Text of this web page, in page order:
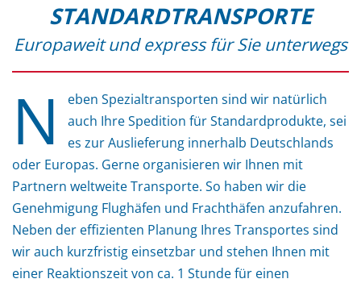
STANDARDTRANSPORTE
Europaweit und express für Sie unterwegs
N
eben Spezialtransporten sind wir natürlich
auch Ihre Spedition für Standardprodukte, sei
es zur Auslieferung innerhalb Deutschlands
oder Europas. Gerne organisieren wir Ihnen mit
Partnern weltweite Transporte. So haben wir die
Genehmigung Flughäfen und Frachthäfen anzufahren.
Neben der effizienten Planung Ihres Transportes sind
wir auch kurzfristig einsetzbar und stehen Ihnen mit
einer Reaktionszeit von ca. 1 Stunde für einen